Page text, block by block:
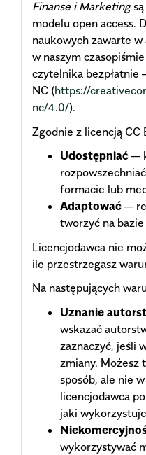
Finanse i Marketingsą
modelu open access.
naukowych zawarte
w naszym
czytelnika bezpłatnie
NC (https://
nc/4.0/).
Zgodnie z licencją CC
Udostępniać —
formacie lub
Adaptować —
tworzyć na bazie
Licencjodawca nie
ile przestrzegasz
Na następujących
Uznanie
wskazać
zaznaczyć, jeśli
zmiany. Możesz
sposób, ale nie
licencjodawca
jaki
wykorzystywać